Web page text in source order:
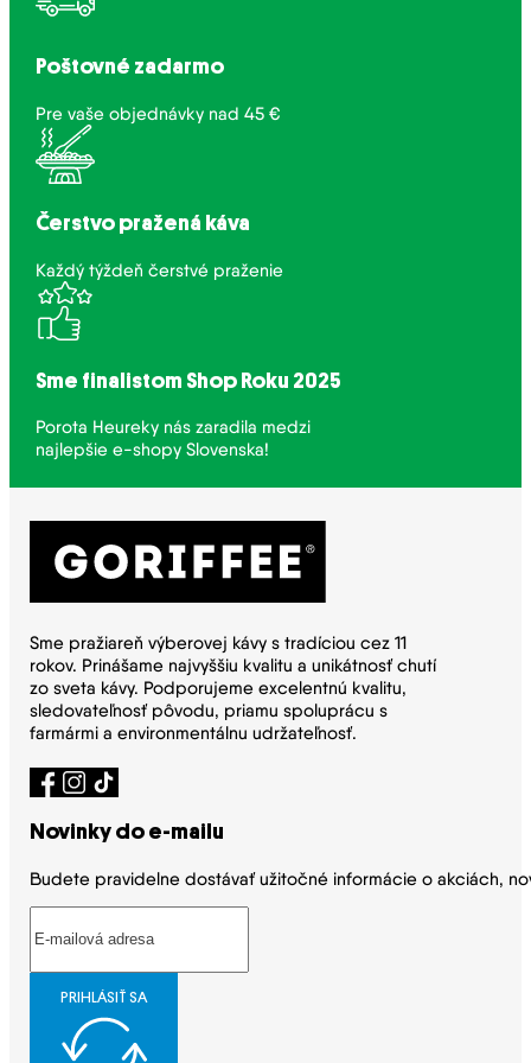
Poštovné zadarmo
Pre vaše objednávky nad 45 €
Čerstvo pražená káva
Každý týždeň čerstvé praženie
Sme finalistom Shop Roku 2025
Porota Heureky nás zaradila medzi
najlepšie e-shopy Slovenska!
Sme pražiareň výberovej kávy s tradíciou cez 11
rokov. Prinášame najvyššiu kvalitu a unikátnosť chutí
zo sveta kávy. Podporujeme excelentnú kvalitu,
sledovateľnosť pôvodu, priamu spoluprácu s
farmármi a environmentálnu udržateľnosť.
Novinky do e-mailu
Budete pravidelne dostávať užitočné informácie o akciách,
PRIHLÁSIŤ SA